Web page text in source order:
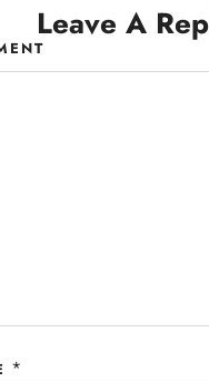
Leave A
*